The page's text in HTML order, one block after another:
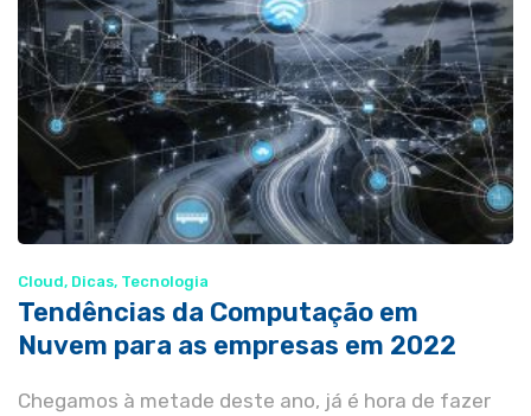
Cloud, Dicas, Tecnologia
Tendências da Computação em
Nuvem para as empresas em 2022
Chegamos à metade deste ano, já é hora de fazer